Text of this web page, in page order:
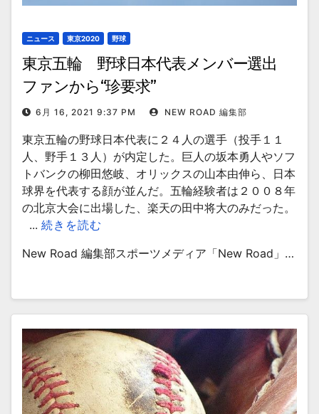
ニュース 東京2020 野球
東京五輪 野球日本代表メンバー選出
ファンから“珍要求”
6月 16, 2021 9:37 PM NEW ROAD 編集部
東京五輪の野球日本代表に２４人の選手（投手１１
人、野手１３人）が内定した。巨人の坂本勇人やソフ
トバンクの柳田悠岐、オリックスの山本由伸ら、日本
球界を代表する顔が並んだ。五輪経験者は２００８年
の北京大会に出場した、楽天の田中将大のみだった。
... 続きを読む
New Road 編集部スポーツメディア「New Road」…